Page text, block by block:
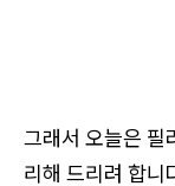
그래서 오늘은 필
리해 드리려 합니